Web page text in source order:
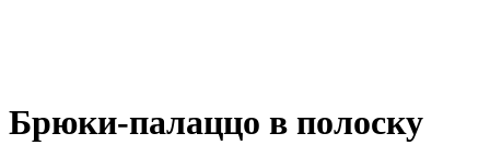
Брюки-палаццо в полоску